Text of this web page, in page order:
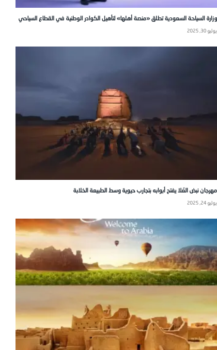
وزارة السياحة السعودية تطلق «منصة أهلها» لتأهيل الكوادر الوطنية في القطاع السياحي
يوليو 30, 2025
مهرجان نبض العُلا يفتح أبوابه بتجارب حيوية وسط الطبيعة الخلابة
يوليو 24, 2025